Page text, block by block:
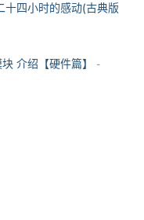
十四小时的感动(古典版
介绍【硬件篇】
-